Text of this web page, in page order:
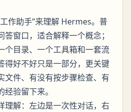
作助手”来理解 Hermes。普
窗口，适合解释一个概念；
个目录、一个工具箱和一套流
得好不好只是一部分，更关键
文件、有没有按步骤检查、有
验留下来。
理解：左边是一次性对话，右